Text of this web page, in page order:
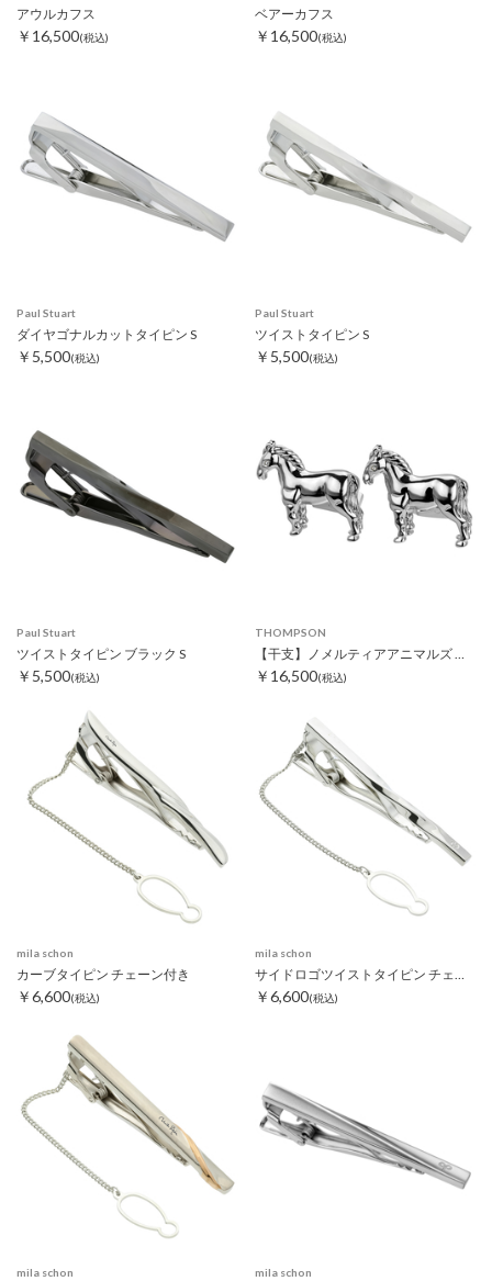
アウルカフス
￥16,500(税込)
ベアーカフス
￥16,500(税込)
Paul Stuart
ダイヤゴナルカットタイピン S
￥5,500(税込)
Paul Stuart
ツイストタイピン S
￥5,500(税込)
Paul Stuart
ツイストタイピン ブラック S
￥5,500(税込)
THOMPSON
【干支】ノメルティアアニマルズ ホースカフス
￥16,500(税込)
mila schon
カーブタイピン チェーン付き
￥6,600(税込)
mila schon
￥6,600(税込)
mila schon mila schon